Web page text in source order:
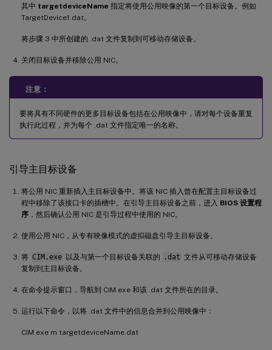
其中 targetdeviceName 指定将使用公用映像的第一个目标设备。例如
TargetDevice1.dat。
将步骤 3 中所创建的 .dat 文件复制到可移动存储设备。
关闭目标设备并移除公用 NIC。
注意：
要将具有不同硬件的更多目标设备包括在公用映像中，请对每个设备重复
执行此过程，并为每个 .dat 文件指定唯一的名称。
引导主目标设备
将公用 NIC 重新插入主目标设备中。将该 NIC 插入曾在配置主目标设备过
程中移除了该接口卡的插槽中。在引导主目标设备之前，进入 BIOS 设置程
序 ，然后确认公用 NIC 是引导过程中使用的 NIC。
使用公用 NIC，从专有映像模式的虚拟磁盘引导主目标设备。
将 CIM.exe 以及与第一个目标设备关联的 .dat 文件从可移动存储设备
复制到主目标设备。
在命令提示窗口，导航到 CIM.exe 和该 .dat 文件所在的目录。
运行以下命令，以将 .dat 文件中的信息合并到公用映像中：
CIM.exe m targetdeviceName.dat